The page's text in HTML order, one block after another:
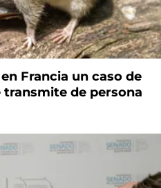
Francia un caso de
transmite de persona